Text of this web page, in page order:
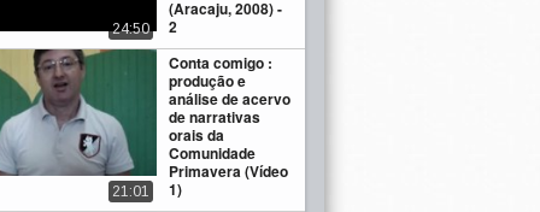
(Aracaju, 2008) -
2
24:50
Conta comigo :
produção e
análise de acervo
de narrativas
orais da
Comunidade
Primavera (Vídeo
1)
21:01